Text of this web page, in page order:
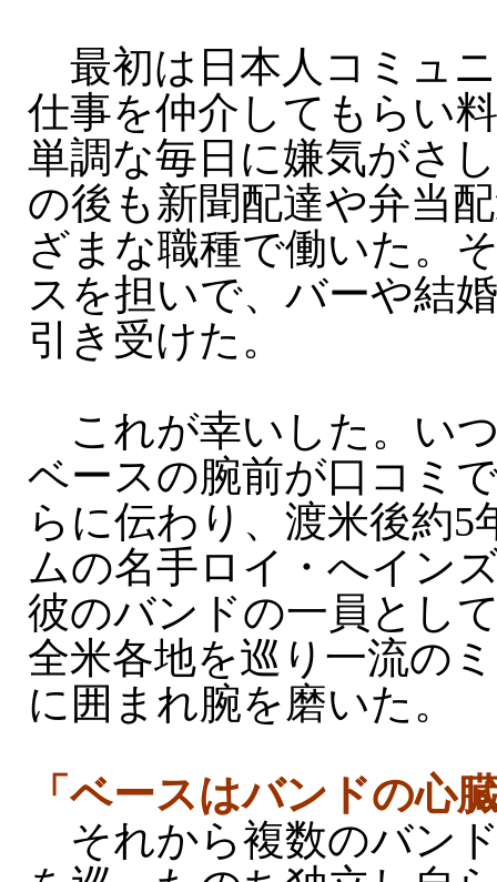
最初は日本人コミュ
仕事を仲介してもらい
単調な毎日に嫌気がさ
の後も新聞配達や弁当
ざまな職種で働いた。
スを担いで、バーや結
引き受けた。
これが幸いした。い
ベースの腕前が口コミ
らに伝わり、渡米後約5
ムの名手ロイ・へイン
彼のバンドの一員とし
全米各地を巡り一流の
に囲まれ腕を磨いた。
「ベースはバンドの心
それから複数のバン